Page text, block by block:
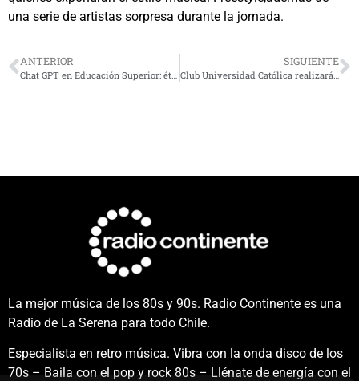
una serie de artistas sorpresa durante la jornada.
ANTERIOR SIGUIENTE
Club Universidad Católica realizará Festival Deportivo Escolar en La Serena
La mejor música de los 80s y 90s. Radio Continente es una
Radio de La Serena para todo Chile.
Especialista en retro música. Vibra con la onda disco de los
70s – Baila con el pop y rock 80s – Llénate de energía con el